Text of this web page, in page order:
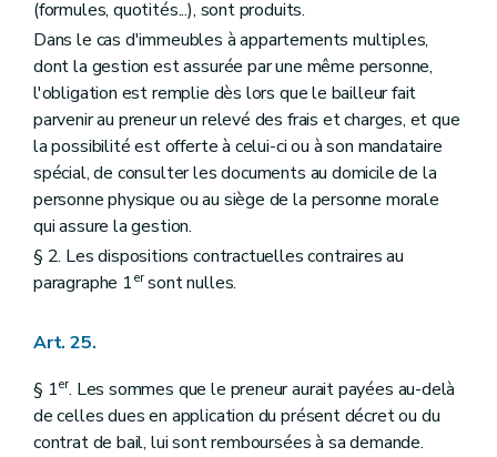
(formules, quotités...), sont produits.
Dans le cas d'immeubles à appartements multiples,
dont la gestion est assurée par une même personne,
l'obligation est remplie dès lors que le bailleur fait
parvenir au preneur un relevé des frais et charges, et que
la possibilité est offerte à celui-ci ou à son mandataire
spécial, de consulter les documents au domicile de la
personne physique ou au siège de la personne morale
qui assure la gestion.
§ 2. Les dispositions contractuelles contraires au
paragraphe 1ersont nulles.
Art. 25.
§ 1er. Les sommes que le preneur aurait payées au-delà
de celles dues en application du présent décret ou du
contrat de bail, lui sont remboursées à sa demande.